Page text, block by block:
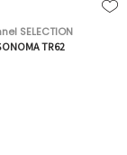
SELECTION
TR62